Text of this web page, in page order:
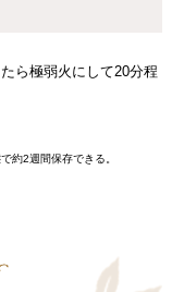
ら極弱火にして20分程
約2週間保存できる。